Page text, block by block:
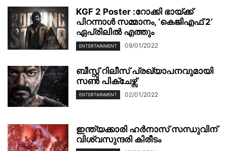
KGF 2 Poster :റോക്കി ഭായ്ക്ക്
പിറന്നാൾ സമ്മാനം, ‘കെജിഎഫ് 2’
ഏപ്രിലിൽ എത്തും
ENTERTAINMENT 09/01/2022
ബീസ്റ്റ് റിലീസ് പ്രഖ്യാപനവുമായി
സണ്‍ പിക്ചേഴ്സ്
ENTERTAINMENT 02/01/2022
ഇന്ത്യക്കാരി ഹർനാസ് സന്ധുവിന്
വിശ്വസുന്ദരി കിരീടം